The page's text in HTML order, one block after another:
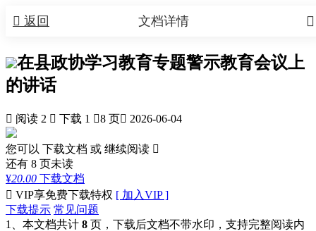
 返回 
文档详情
在县政协学习教育专题警示教育会议上
的讲话
 阅读 2  下载 1 8 页 2026-06-04
您可以 下载文档 或 继续阅读 
还有 8 页未读
¥20.00 下载文档
 VIP享免费下载特权 [ 加入VIP ]
下载提示 常见问题
1、本文档共计 8 页，下载后文档不带水印，支持完整阅读内